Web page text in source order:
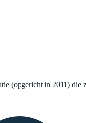
(opgericht in 2011)